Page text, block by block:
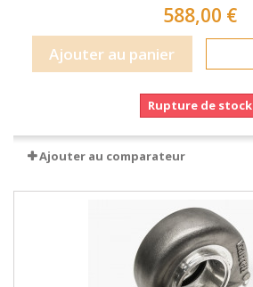
588,00 €
Ajouter au panier
Rupture de stock
Ajouter au comparateur